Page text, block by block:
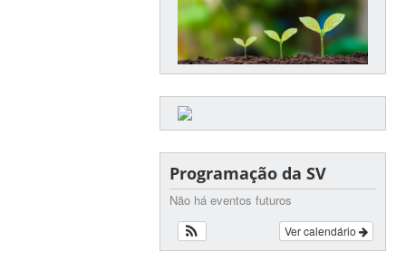
Programação da SV
Não há eventos futuros
Ver calendário